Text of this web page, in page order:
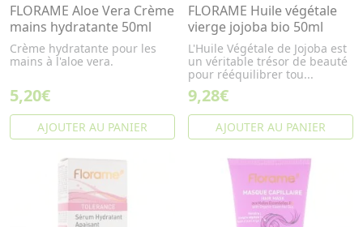
FLORAME Aloe Vera Crème
mains hydratante 50ml
Crème hydratante pour les
mains à l'aloe vera.
5,20€
AJOUTER AU PANIER
FLORAME Huile végétale
vierge jojoba bio 50ml
L'Huile Végétale de Jojoba est
un véritable trésor de beauté
pour rééquilibrer tou...
9,28€
AJOUTER AU PANIER